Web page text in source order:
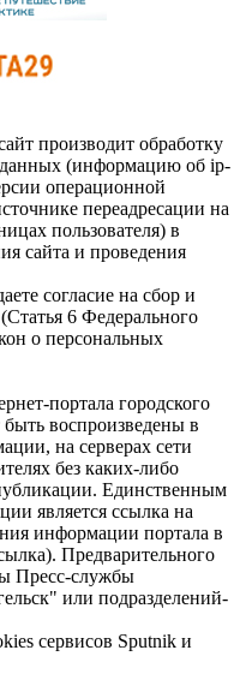
производит обработку
данных (информацию об ip-
операционной
переадресации на
пользователя) в
сайта и проведения
согласие на сбор и
6 Федерального
о персональных
портала городского
воспроизведены в
на серверах сети
без каких-либо
Единственным
является ссылка на
информации портала в
Предварительного
Пресс-службы
или подразделений-
сервисов Sputnik и